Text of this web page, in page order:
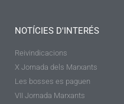
NOTÍCIES D'INTERÉS
Reivindicacions
X Jornada dels Marxants
Les bosses es paguen
VII Jornada Marxants